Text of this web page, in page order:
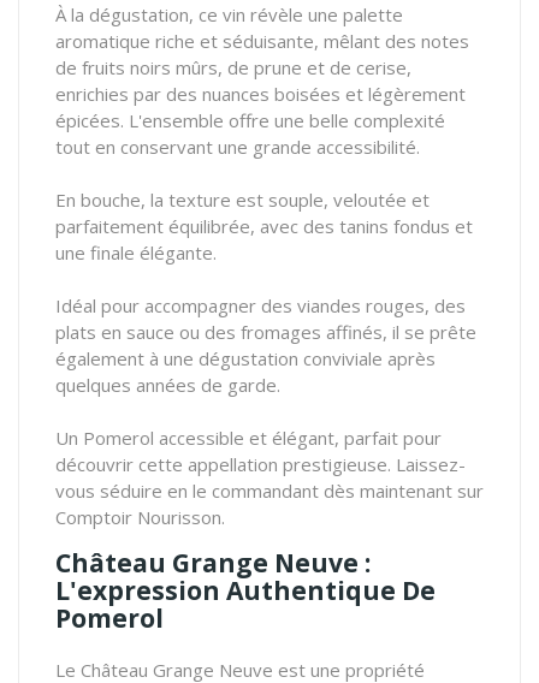
À la dégustation, ce vin révèle une palette
aromatique riche et séduisante, mêlant des notes
de fruits noirs mûrs, de prune et de cerise,
enrichies par des nuances boisées et légèrement
épicées. L'ensemble offre une belle complexité
tout en conservant une grande accessibilité.
En bouche, la texture est souple, veloutée et
parfaitement équilibrée, avec des tanins fondus et
une finale élégante.
Idéal pour accompagner des viandes rouges, des
plats en sauce ou des fromages affinés, il se prête
également à une dégustation conviviale après
quelques années de garde.
Un Pomerol accessible et élégant, parfait pour
découvrir cette appellation prestigieuse. Laissez-
vous séduire en le commandant dès maintenant sur
Comptoir Nourisson.
Château Grange Neuve :
L'expression Authentique De
Pomerol
Le Château Grange Neuve est une propriété